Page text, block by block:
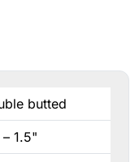
butted
1.5"